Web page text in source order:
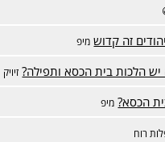
זה קדוש מיפ
יש הלכות בית הכסא ותפילה? זיויק
הכסא? מיפ
רוח